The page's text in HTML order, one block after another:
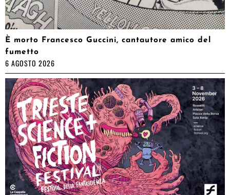
È morto Francesco Guccini, cantautore amico del
fumetto
6 AGOSTO 2026